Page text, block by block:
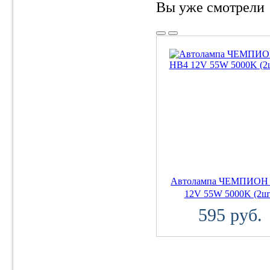
Вы уже смотрели
Автолампа ЧЕМПИОН
12V 55W 5000K
595 руб.